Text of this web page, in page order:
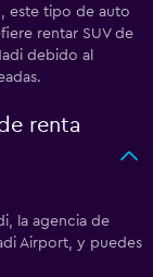
este tipo de auto
rentar SUV de
debido al
renta
la agencia de
Airport, y puedes